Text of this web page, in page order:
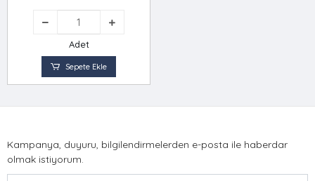
Adet
Sepete Ekle
Kampanya, duyuru, bilgilendirmelerden e-posta ile haberdar
olmak istiyorum.